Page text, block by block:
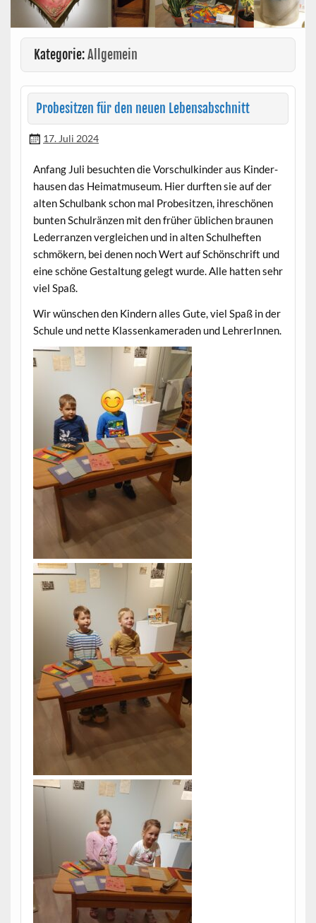
Kategorie:Allgemein
Probesitzen für den neuen Lebensabschnitt
17. Juli 2024
Anfang Juli besucht­en die Vorschulkinder aus Kinder­
hausen das Heimat­mu­se­um. Hier durften sie auf der
alten Schul­bank schon mal Probe­sitzen, ihreschö­nen
bun­ten Schul­ränzen mit den früher üblichen braunen
Led­er­ranzen ver­gle­ichen und in alten Schul­heften
schmök­ern, bei denen noch Wert auf Schön­schrift und
eine schöne Gestal­tung gelegt wurde. Alle hat­ten sehr
viel Spaß.
Wir wün­schen den Kindern alles Gute, viel Spaß in der
Schule und nette Klassenkam­er­aden und LehrerInnen.